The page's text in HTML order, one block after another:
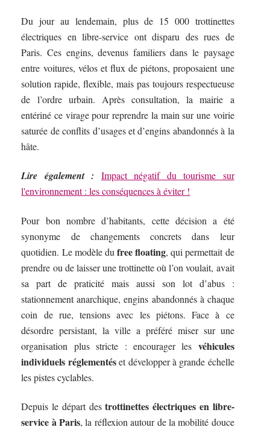
Du jour au lendemain, plus de 15 000 trottinettes
électriques en libre-service ont disparu des rues de
Paris. Ces engins, devenus familiers dans le paysage
entre voitures, vélos et flux de piétons, proposaient une
solution rapide, flexible, mais pas toujours respectueuse
de l’ordre urbain. Après consultation, la mairie a
entériné ce virage pour reprendre la main sur une voirie
saturée de conflits d’usages et d’engins abandonnés à la
hâte.
Lire également :
Impact négatif du tourisme sur
l'environnement : les conséquences à éviter !
Pour bon nombre d’habitants, cette décision a été
synonyme de changements concrets dans leur
quotidien. Le modèle du free floating, qui permettait de
prendre ou de laisser une trottinette où l’on voulait, avait
sa part de praticité mais aussi son lot d’abus :
stationnement anarchique, engins abandonnés à chaque
coin de rue, tensions avec les piétons. Face à ce
désordre persistant, la ville a préféré miser sur une
organisation plus stricte : encourager les véhicules
individuels réglementéset développer à grande échelle
les pistes cyclables.
Depuis le départ destrottinettes électriques en libre-
service à Paris, la réflexion autour de la mobilité douce